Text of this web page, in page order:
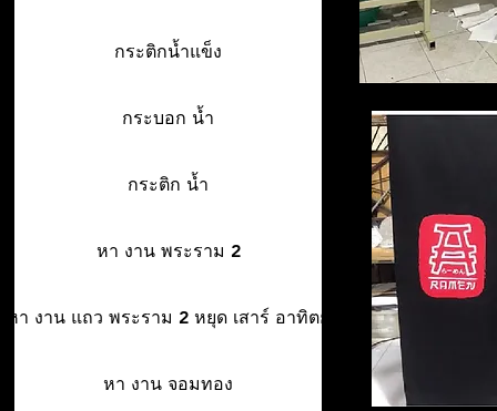
กระติกน้ำแข็ง
กระบอก น้ำ
กระติก น้ำ
หา งาน พระราม 2
หา งาน แถว พระราม 2 หยุด เสาร์ อาทิตย์
หา งาน จอมทอง